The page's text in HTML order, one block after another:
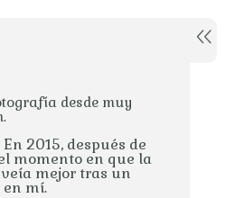
desde muy
En 2015, después de
momento en que la
mejor tras un
mí.